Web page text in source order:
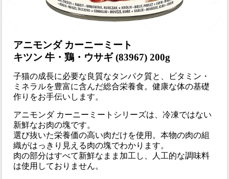
アニモンダ カーニーミート
キツン 牛・鶏・ウサギ (83967) 200g
子猫の成長に必要な良質なタンパク質と、ビタミン・
ミネラルを豊富に含んだ総合栄養食。健康な体の基礎
作りをお手伝いします。
アニモンダ カーニーミートシリーズは、冷凍ではない
新鮮なお肉の塊です。
選び抜いた栄養価の高い肉だけを使用。本物の肉の組
織がはっきり見える肉の塊でわかります。
肉の部分はすべて新鮮なまま加工し、人工的な調味料
は使用しておりません。